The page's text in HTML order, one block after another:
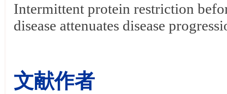
Intermittent protein restriction
disease attenuates disease
文献作者